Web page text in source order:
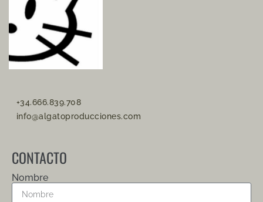
CONTACTO
Nombre
+34.666.839.708
info@algatoproducciones.com